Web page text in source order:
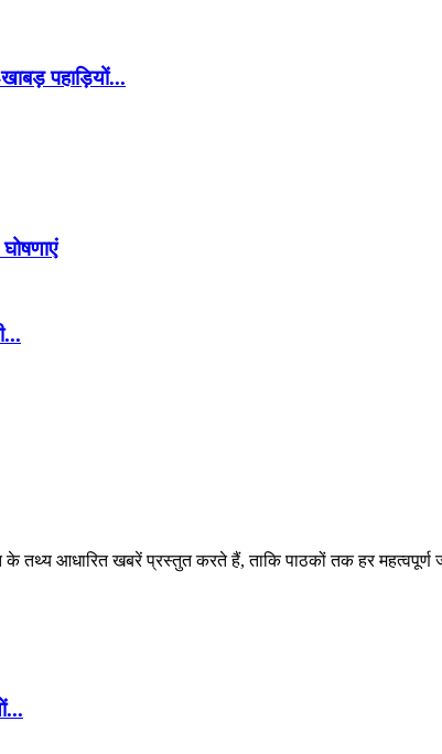
पहाड़ियों...
के तथ्य आधारित खबरें प्रस्तुत करते हैं, ताकि पाठकों तक हर